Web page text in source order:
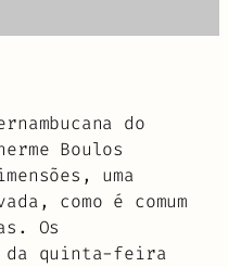
do
Boulos
uma
como é comum
Os
da quinta-feira